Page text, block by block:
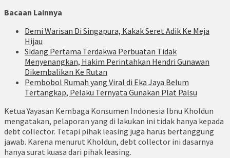
Bacaan Lainnya
Demi Warisan Di Singapura, Kakak Seret Adik Ke Meja
Hijau
Sidang Pertama Terdakwa Perbuatan Tidak
Menyenangkan, Hakim Perintahkan Hendri Gunawan
Dikembalikan Ke Rutan
Pembobol Rumah yang Viral di Eka Jaya Belum
Tertangkap, Pelaku Ternyata Gunakan Plat Palsu
Ketua Yayasan Kembaga Konsumen Indonesia Ibnu Kholdun
mengatakan, pelaporan yang di lakukan ini tidak hanya kepada
debt collector. Tetapi pihak leasing juga harus bertanggung
jawab. Karena menurut Kholdun, debt collector ini dasarnya
hanya surat kuasa dari pihak leasing.